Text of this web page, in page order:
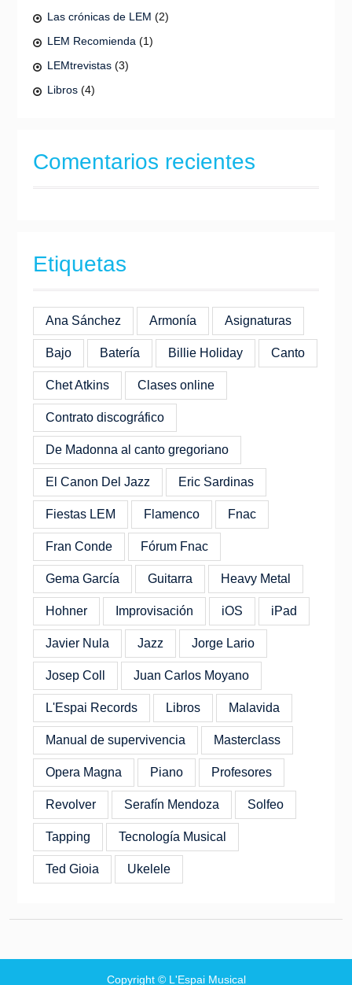
Las crónicas de LEM (2)
LEM Recomienda (1)
LEMtrevistas(3)
Libros(4)
Comentarios recientes
Etiquetas
Ana Sánchez Armonía Asignaturas
Bajo Batería Billie Holiday Canto
Chet Atkins Clases online
Contrato discográfico
De Madonna al canto gregoriano
El Canon Del Jazz Eric Sardinas
Fiestas LEM Flamenco Fnac
Fran Conde Fórum Fnac
Gema García Guitarra Heavy Metal
Hohner Improvisación iOS iPad
Javier Nula Jazz Jorge Lario
Josep Coll Juan Carlos Moyano
L'Espai Records Libros Malavida
Manual de supervivencia Masterclass
Opera Magna Piano Profesores
Revolver Serafín Mendoza Solfeo
Tapping Tecnología Musical
Ted Gioia Ukelele
Copyright © L'Espai Musical